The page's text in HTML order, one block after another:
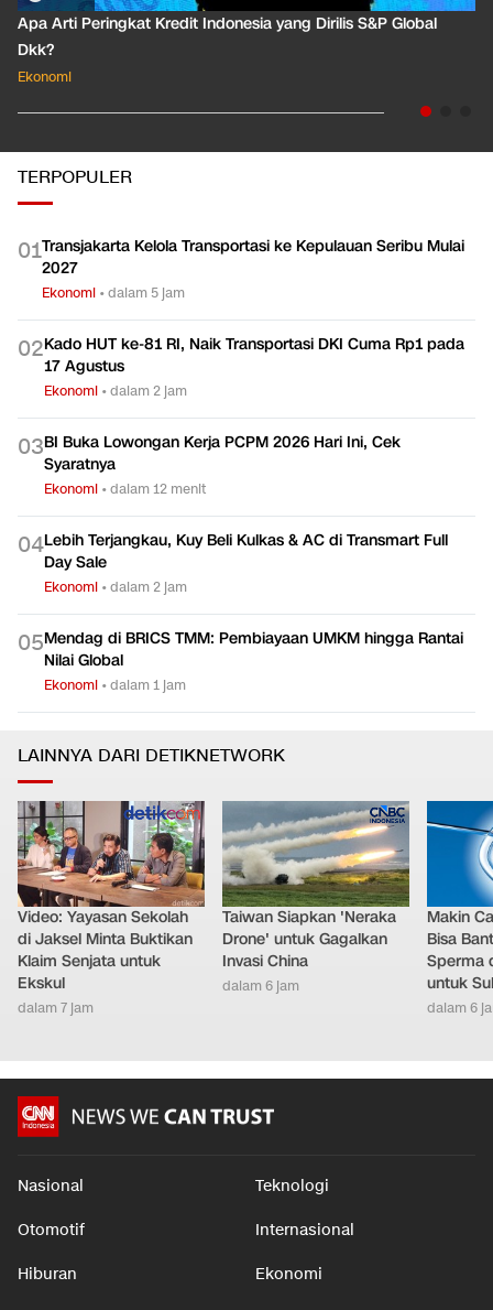
Apa Arti Peringkat Kredit Indonesia yang Dirilis S&P Global
Dkk?
Ekonomi
TERPOPULER
01Transjakarta Kelola Transportasi ke Kepulauan Seribu Mulai
2027
Ekonomi •dalam 5 jam
02Kado HUT ke-81 RI, Naik Transportasi DKI Cuma Rp1 pada
17 Agustus
Ekonomi •dalam 2 jam
03BI Buka Lowongan Kerja PCPM 2026 Hari Ini, Cek
Syaratnya
Ekonomi •dalam 12 menit
04Lebih Terjangkau, Kuy Beli Kulkas & AC di Transmart Full
Day Sale
Ekonomi •dalam 2 jam
05Mendag di BRICS TMM: Pembiayaan UMKM hingga Rantai
Nilai Global
Ekonomi •dalam 1 jam
LAINNYA DARI DETIKNETWORK
Video: Yayasan Sekolah
di Jaksel Minta Buktikan
Klaim Senjata untuk
Ekskul
dalam 7 jam
Taiwan Siapkan 'Neraka
Drone' untuk Gagalkan
Invasi China
dalam 6 jam
Makin
Bisa
Sperma
untuk
dalam 6
Nasional Teknologi
Otomotif Internasional
Hiburan Ekonomi